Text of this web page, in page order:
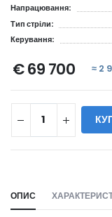
Напрацювання:
Тип стріли:
Керування:
€ 69 700 ≈ 2
ОПИС